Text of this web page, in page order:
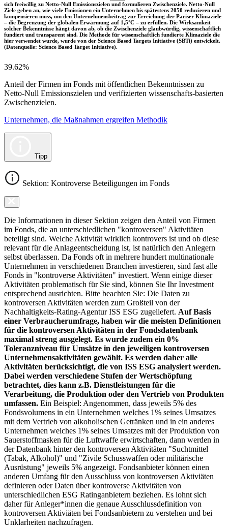
sich freiwillig zu Netto-Null Emissionszielen und formulieren Zwischenziele. Netto-Null
Ziele geben an, wie viele Emissionen ein Unternehmen bis spätestens 2050 reduzieren und
kompensieren muss, um den Unternehmensbeitrag zur Erreichung der Pariser Klimaziele
– die Begrenzung der globalen Erwärmung auf 1,5°C – zu erfüllen. Die Wirksamkeit
solcher Bekenntnisse hängt davon ab, ob die Zwischenziele glaubwürdig, wissenschaftlich
fundiert und transparent sind. Die Methode für wissenschaftlich fundierte Klimaziele die
hier verwendet wurde, wurde von der Science Based Targets Initiative (SBTi) entwickelt.
(Datenquelle: Science Based Target Initiative).
39.62%
Anteil der Firmen im Fonds mit öffentlichen Bekenntnissen zu
Netto-Null Emissionszielen und verifizierten wissenschafts-basierten
Zwischenzielen.
Unternehmen, die Maßnahmen ergreifen Methodik
Tipp
Sektion: Kontroverse Beteiligungen im Fonds
Die Informationen in dieser Sektion zeigen den Anteil von Firmen
im Fonds, die an unterschiedlichen "kontroversen" Aktivitäten
beteiligt sind. Welche Aktivität wirklich kontrovers ist und ob diese
relevant für die Anlageentscheidung ist, ist natürlich den Anlegern
selbst überlassen. Da Fonds oft in mehrere hundert multinationale
Unternehmen in verschiedenen Branchen investieren, sind fast alle
Fonds in "kontroverse Aktivitäten" investiert. Wenn einige dieser
Aktivitäten problematisch für Sie sind, können Sie Ihr Investment
entsprechend ausrichten. Bitte beachten Sie: Die Daten zu
kontroversen Aktivitäten werden zum Großteil von der
Nachhaltigkeits-Rating-Agentur ISS ESG zugeliefert. Auf Basis
einer Verbraucherumfrage, haben wir die meisten Definitionen
für die kontroversen Aktivitäten in der Fondsdatenbank
maximal streng ausgelegt. Es wurde zudem ein 0%
Toleranzniveau für Umsätze in den jeweiligen kontroversen
Unternehmensaktivitäten gewählt. Es werden daher alle
Aktivitäten berücksichtigt, die von ISS ESG analysiert werden.
Dabei werden verschiedene Stufen der Wertschöpfung
betrachtet, dies kann z.B. Dienstleistungen für die
Verarbeitung, die Produktion oder den Vertrieb von Produkten
umfassen. Ein Beispiel: Angenommen, dass jeweils 5% des
Fondsvolumens in ein Unternehmen welches 1% seines Umsatzes
mit dem Vertrieb von alkoholischen Getränken und in ein anderes
Unternehmen welches 1% seines Umsatzes mit der Produktion von
Sauerstoffmasken für die Luftwaffe erwirtschaften, dann werden in
der Datenbank hinter den kontroversen Aktivitäten "Suchtmittel
(Tabak, Alkohol)" und "Zivile Schusswaffen oder militärische
Ausrüstung" jeweils 5% angezeigt. Fondsanbieter können einen
anderen Umfang für den Ausschluss von kontroversen Aktiviäten
definieren oder Daten über kontroverse Aktivitäten von
unterschiedlichen ESG Ratinganbietern beziehen. Es lohnt sich
daher für Anleger*innen die genaue Ausschlussdefinition von
kontroversen Aktiviäten bei Fondsanbietern zu verstehen und bei
Unklarheiten nachzufragen.